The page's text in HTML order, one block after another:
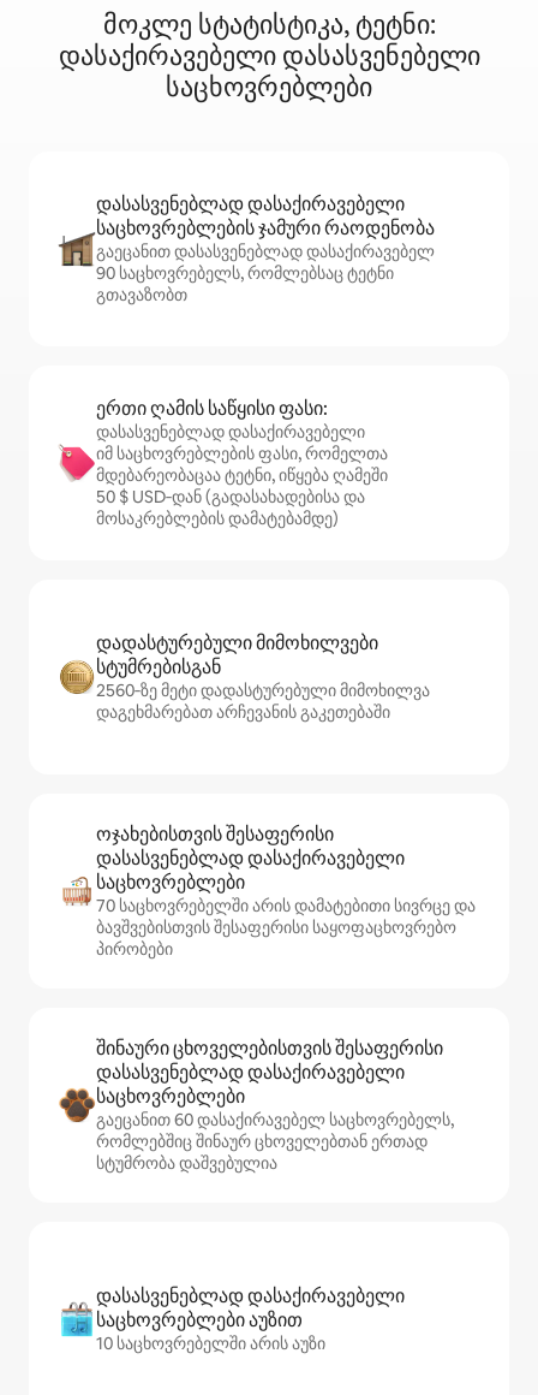
მოკლე სტატისტიკა, ტეტნი:
დასაქირავებელი დასასვენებელი
საცხოვრებლები
დასასვენებლად დასაქირავებელი
საცხოვრებლების ჯამური რაოდენობა
გაეცანით დასასვენებლად დასაქირავებელ
90 საცხოვრებელს, რომლებსაც ტეტნი
გთავაზობთ
ერთი ღამის საწყისი ფასი:
დასასვენებლად დასაქირავებელი
იმ საცხოვრებლების ფასი, რომელთა
მდებარეობაცაა ტეტნი, იწყება ღამეში
50 $ USD‑დან (გადასახადებისა და
მოსაკრებლების დამატებამდე)
დადასტურებული მიმოხილვები
სტუმრებისგან
2560‑ზე მეტი დადასტურებული მიმოხილვა
დაგეხმარებათ არჩევანის გაკეთებაში
ოჯახებისთვის შესაფერისი
დასასვენებლად დასაქირავებელი
საცხოვრებლები
70 საცხოვრებელში არის დამატებითი სივრცე და
ბავშვებისთვის შესაფერისი საყოფაცხოვრებო
პირობები
შინაური ცხოველებისთვის შესაფერისი
დასასვენებლად დასაქირავებელი
საცხოვრებლები
გაეცანით 60 დასაქირავებელ საცხოვრებელს,
რომლებშიც შინაურ ცხოველებთან ერთად
სტუმრობა დაშვებულია
დასასვენებლად დასაქირავებელი
საცხოვრებლები აუზით
10 საცხოვრებელში არის აუზი